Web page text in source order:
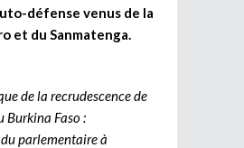
défense venus de la
et du Sanmatenga.
de la recrudescence de
Burkina Faso :
parlementaire à